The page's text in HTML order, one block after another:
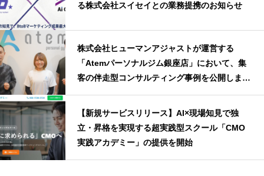
る株式会社スイセイとの業務提携のお知らせ
株式会社ヒューマンアジャストが運営する
「Atemパーソナルジム銀座店」において、集
客の伴走型コンサルティング事例を公開しまし
【新規サービスリリース】AI×現場知見で独
立・昇格を実現する超実践型スクール「CMO
実践アカデミー」の提供を開始